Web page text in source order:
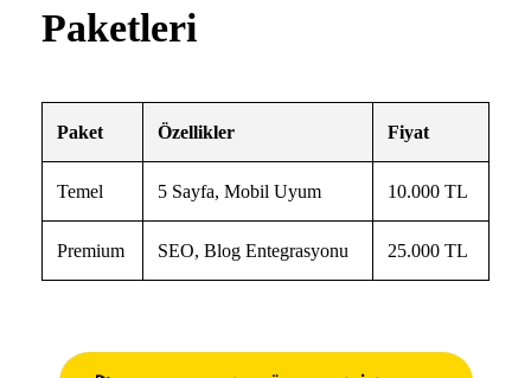
Paketleri
Paket Özellikler Fiyat
Temel 5 Sayfa, Mobil Uyum 10.000 TL
Premium SEO, Blog Entegrasyonu 25.000 TL